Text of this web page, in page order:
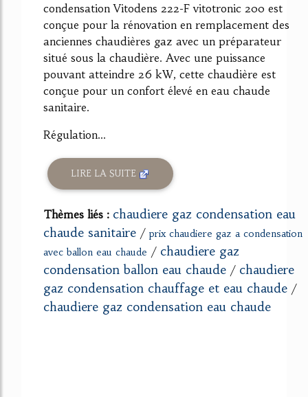
condensation Vitodens 222-F vitotronic 200 est
conçue pour la rénovation en remplacement des
anciennes chaudières gaz avec un préparateur
situé sous la chaudière. Avec une puissance
pouvant atteindre 26 kW, cette chaudière est
conçue pour un confort élevé en eau chaude
sanitaire.
Régulation...
LIRE LA SUITE
Thèmes liés : chaudiere gaz condensation eau
chaude sanitaire / prix chaudiere gaz a condensation
avec ballon eau chaude / chaudiere gaz
condensation ballon eau chaude / chaudiere
gaz condensation chauffage et eau chaude /
chaudiere gaz condensation eau chaude